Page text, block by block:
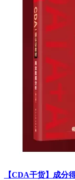
【CDA干货】成分